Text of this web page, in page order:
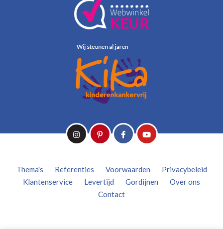
Thema's Referenties Voorwaarden
Privacybeleid
Klantenservice
Levertijd Gordijnen
Over ons
Contact